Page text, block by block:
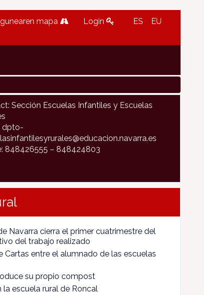
mapa Login ES EU
Sección Escuelas Infantiles y Escuelas
dpto-
848426555 – 848424803
Navarra cierra el primer cuatrimestre del
del trabajo realizado
Cartas entre el alumnado de las escuelas
su propio compost
escuela rural de Roncal